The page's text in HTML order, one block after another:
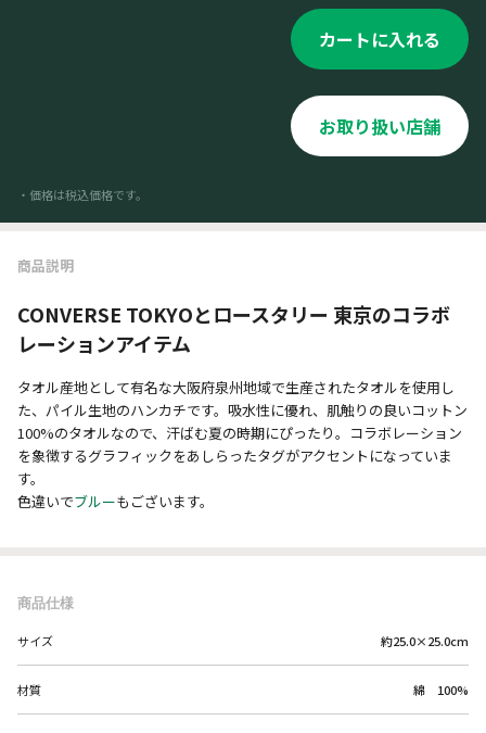
カートに入れる
お取り扱い店舗
・価格は税込価格です。
商品説明
CONVERSE TOKYOとロースタリー 東京のコラボ
レーションアイテム
タオル産地として有名な大阪府泉州地域で生産されたタオルを使用し
た、パイル生地のハンカチです。吸水性に優れ、肌触りの良いコットン
100%のタオルなので、汗ばむ夏の時期にぴったり。コラボレーション
を象徴するグラフィックをあしらったタグがアクセントになっていま
す。
色違いでブルーもございます。
商品仕様
サイズ 約25.0×25.0cm
材質 綿 100%